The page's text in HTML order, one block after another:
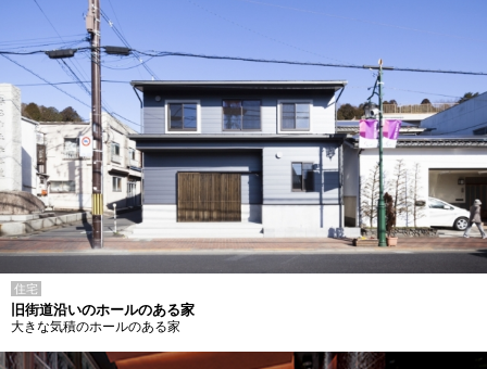
住宅
旧街道沿いのホールのある家
大きな気積のホールのある家